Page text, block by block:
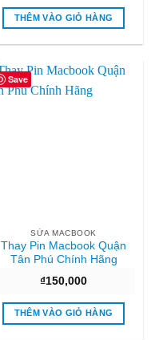
THÊM VÀO GIỎ HÀNG
Save
SỬA MACBOOK
Thay Pin Macbook Quận
Tân Phú Chính Hãng
₫150,000
THÊM VÀO GIỎ HÀNG